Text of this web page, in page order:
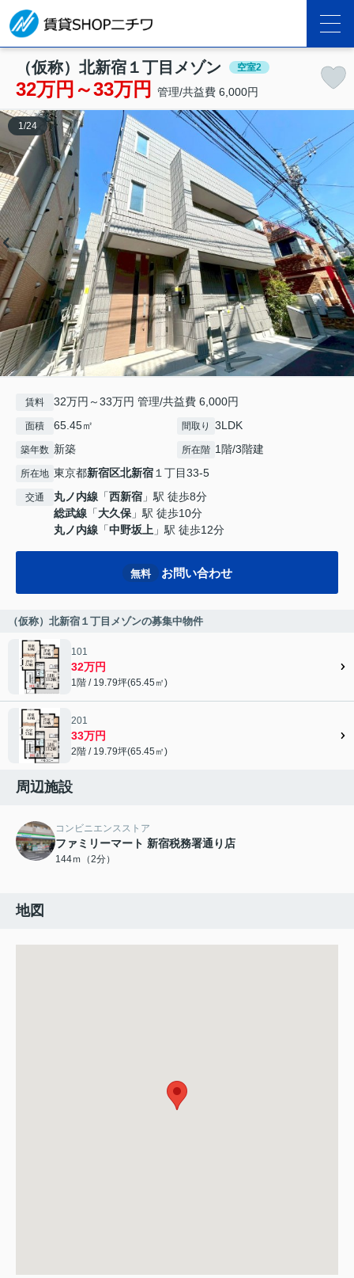
（仮称）北新宿１丁目メゾン 空室2
32万円～33万円 管理/共益費 6,000円
1 /24
賃料 32万円～33万円 管理/共益費 6,000円
面積 65.45㎡ 間取り 3LDK
築年数 新築 所在階 1階/3階建
所在地 東京都新宿区北新宿 １丁目33-5
交通 丸ノ内線 「西新宿 」駅 徒歩8分
総武線 「大久保 」駅 徒歩10分
丸ノ内線 「中野坂上 」駅 徒歩12分
無料 お問い合わせ
（仮称）北新宿１丁目メゾンの募集中物件
101
32万円
1階 / 19.79坪(65.45㎡)
201
33万円
2階 / 19.79坪(65.45㎡)
周辺施設
コンビニエンスストア
ファミリーマート 新宿税務署通り店
144ｍ（2分）
地図